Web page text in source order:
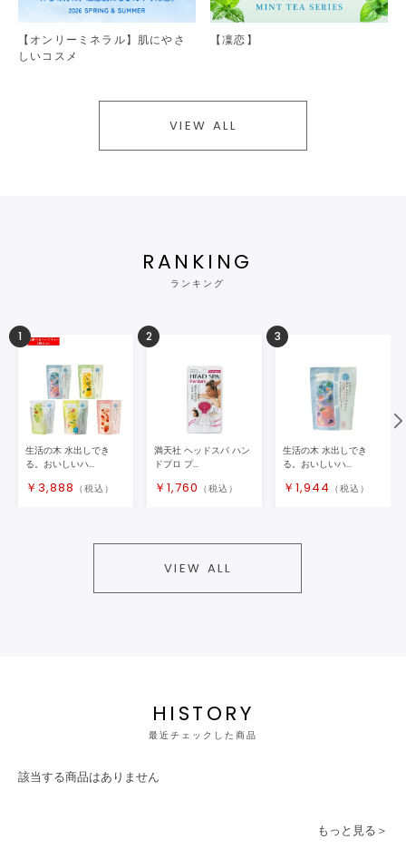
【オンリーミネラル】肌にやさ
しいコスメ
【凜恋】
VIEW ALL
RANKING
ランキング
1
生活の木 水出しでき
る。おいしいハ...
￥ 3,888 （税込）
2
満天社 ヘッドスパ ハン
ドプロ プ...
￥ 1,760 （税込）
3
生活の木 水出しでき
る。おいしいハ...
￥ 1,944 （税込）
VIEW ALL
HISTORY
最近チェックした商品
該当する商品はありません
もっと見る＞